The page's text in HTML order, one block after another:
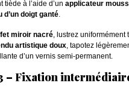
tiède à l’aide d’un applicateur
d’un doigt ganté.
miroir nacré, lustrez uniformément
artistique doux, tapotez
d’un vernis semi-permanent.
– Fixation